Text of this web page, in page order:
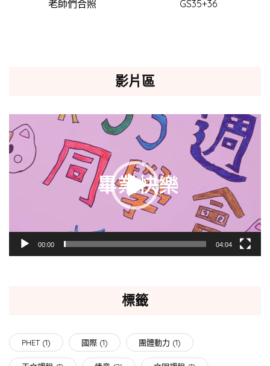
老師們合照 GS35+36
影片區
訊
播
放
00:00 04:04
標籤
PHET(1) 國際 (1) 團體動力 (1)